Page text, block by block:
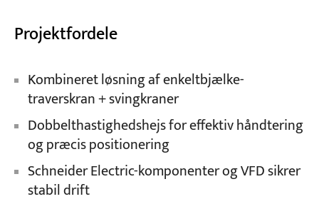
Projektfordele
Kombineret løsning af enkeltbjælke-
traverskran + svingkraner
Dobbelthastighedshejs for effektiv håndtering
og præcis positionering
Schneider Electric-komponenter og VFD sikrer
stabil drift